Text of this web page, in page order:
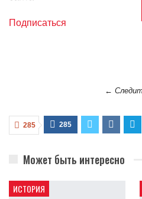
Подписаться
←
285 285
Может быть интересно
ИСТОРИЯ